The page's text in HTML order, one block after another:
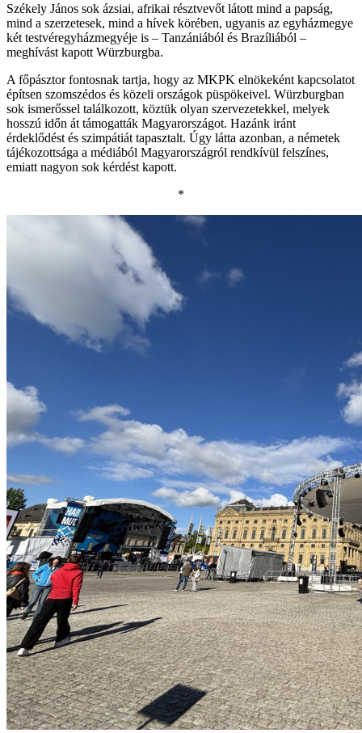
Székely János sok ázsiai, afrikai résztvevőt látott mind a papság,
mind a szerzetesek, mind a hívek körében, ugyanis az egyházmegye
két testvéregyházmegyéje is – Tanzániából és Brazíliából –
meghívást kapott Würzburgba.
A főpásztor fontosnak tartja, hogy az MKPK elnökeként kapcsolatot
építsen szomszédos és közeli országok püspökeivel. Würzburgban
sok ismerőssel találkozott, köztük olyan szervezetekkel, melyek
hosszú időn át támogatták Magyarországot. Hazánk iránt
érdeklődést és szimpátiát tapasztalt. Úgy látta azonban, a németek
tájékozottsága a médiából Magyarországról rendkívül felszínes,
emiatt nagyon sok kérdést kapott.
*